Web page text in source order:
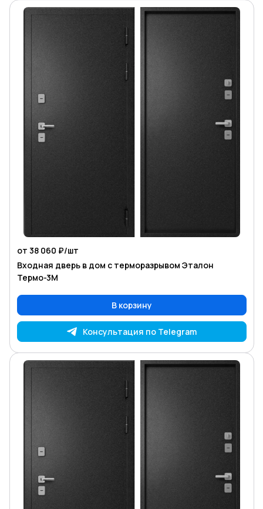
от 38 060 ₽/шт
Входная дверь в дом с терморазрывом Эталон
Термо-3М
В корзину
Консультация по Telegram